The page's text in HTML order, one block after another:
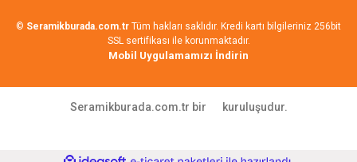
© Seramikburada.com.tr Tüm hakları saklıdır. Kredi kartı bilgileriniz 256bit
SSL sertifikası ile korunmaktadır.
Mobil Uygulamamızı İndirin
Seramikburada.com.tr bir kuruluşudur.